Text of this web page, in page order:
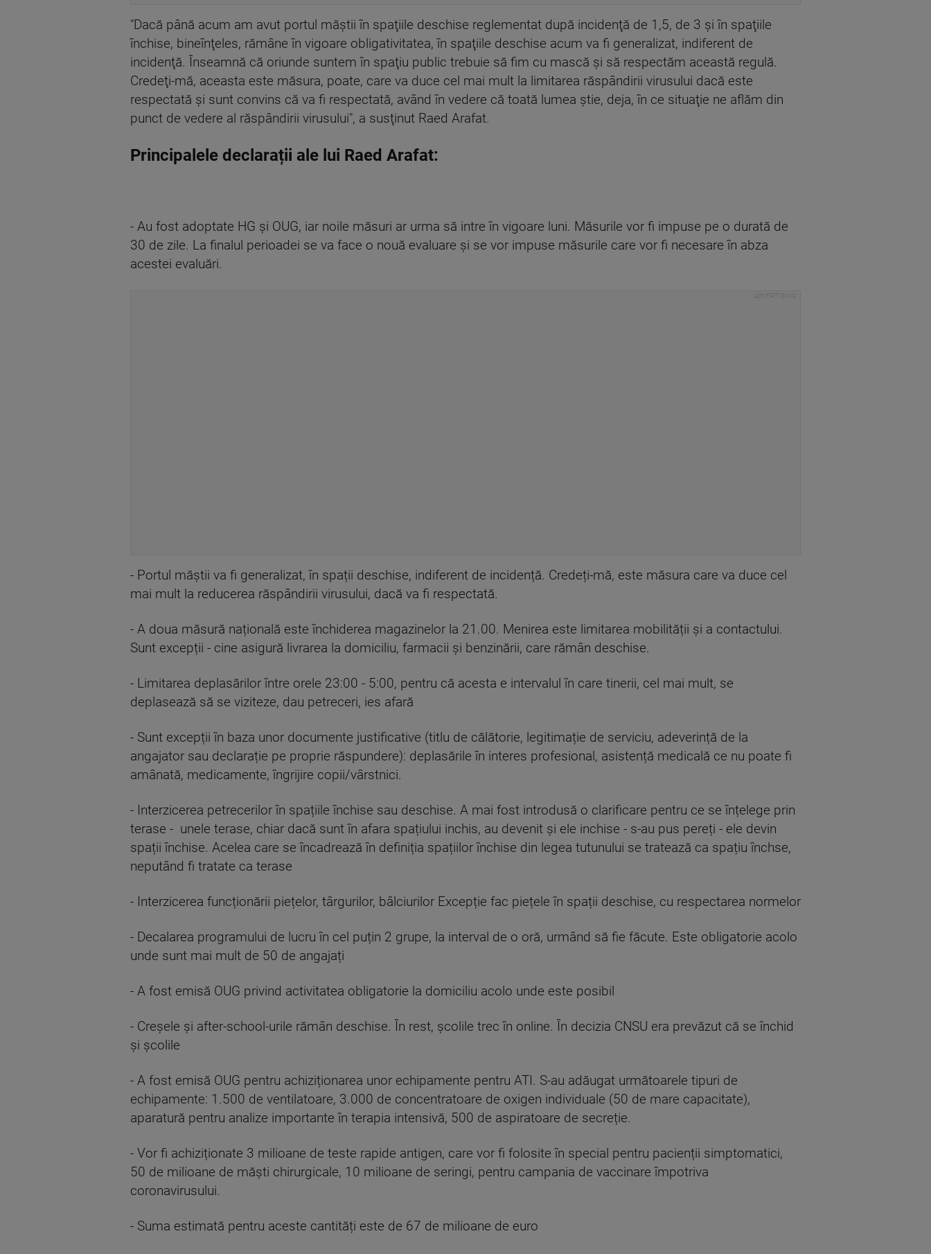
"Dacă până acum am avut portul măştii în spaţiile deschise reglementat după incidenţă de 1,5, de 3 şi în spaţiile
închise, bineînţeles, rămâne în vigoare obligativitatea, în spaţiile deschise acum va fi generalizat, indiferent de
incidenţă. Înseamnă că oriunde suntem în spaţiu public trebuie să fim cu mască şi să respectăm această regulă.
Credeţi-mă, aceasta este măsura, poate, care va duce cel mai mult la limitarea răspândirii virusului dacă este
respectată şi sunt convins că va fi respectată, având în vedere că toată lumea ştie, deja, în ce situaţie ne aflăm din
punct de vedere al răspândirii virusului", a susţinut Raed Arafat.
Principalele declarații ale lui Raed Arafat:
- Au fost adoptate HG și OUG, iar noile măsuri ar urma să intre în vigoare luni. Măsurile vor fi impuse pe o durată de
30 de zile. La finalul perioadei se va face o nouă evaluare și se vor impuse măsurile care vor fi necesare în abza
acestei evaluări.
- Portul măștii va fi generalizat, în spații deschise, indiferent de incidență. Credeți-mă, este măsura care va duce cel
mai mult la reducerea răspândirii virusului, dacă va fi respectată.
- A doua măsură națională este închiderea magazinelor la 21.00. Menirea este limitarea mobilității și a contactului.
Sunt excepții - cine asigură livrarea la domiciliu, farmacii și benzinării, care rămân deschise.
- Limitarea deplasărilor între orele 23:00 - 5:00, pentru că acesta e intervalul în care tinerii, cel mai mult, se
deplasează să se viziteze, dau petreceri, ies afară
- Sunt excepții în baza unor documente justificative (titlu de călătorie, legitimație de serviciu, adeverință de la
angajator sau declarație pe proprie răspundere): deplasările în interes profesional, asistență medicală ce nu poate fi
amânată, medicamente, îngrijire copii/vârstnici.
- Interzicerea petrecerilor în spațiile închise sau deschise. A mai fost introdusă o clarificare pentru ce se înțelege prin
terase - unele terase, chiar dacă sunt în afara spațiului inchis, au devenit și ele inchise - s-au pus pereți - ele devin
spații închise. Acelea care se încadrează în definiția spațiilor închise din legea tutunului se tratează ca spațiu închse,
neputând fi tratate ca terase
- Interzicerea funcționării piețelor, târgurilor, bâlciurilor Excepție fac piețele în spații deschise, cu respectarea normelor
- Decalarea programului de lucru în cel puțin 2 grupe, la interval de o oră, urmând să fie făcute. Este obligatorie acolo
unde sunt mai mult de 50 de angajați
- A fost emisă OUG privind activitatea obligatorie la domiciliu acolo unde este posibil
- Creșele și after-school-urile rămân deschise. În rest, școlile trec în online. În decizia CNSU era prevăzut că se închid
și școlile
- A fost emisă OUG pentru achiziționarea unor echipamente pentru ATI. S-au adăugat următoarele tipuri de
echipamente: 1.500 de ventilatoare, 3.000 de concentratoare de oxigen individuale (50 de mare capacitate),
aparatură pentru analize importante în terapia intensivă, 500 de aspiratoare de secreție.
- Vor fi achiziționate 3 milioane de teste rapide antigen, care vor fi folosite în special pentru pacienții simptomatici,
50 de milioane de măști chirurgicale, 10 milioane de seringi, pentru campania de vaccinare împotriva
coronavirusului.
- Suma estimată pentru aceste cantități este de 67 de milioane de euro